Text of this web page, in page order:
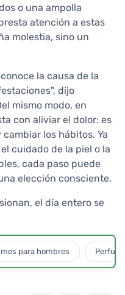
o una ampolla
atención a estas
molestia, sino un
la causa de la
dijo
mismo modo, en
con aliviar el dolor: es
los hábitos. Ya
cuidado de la piel o la
cada paso puede
elección consciente.
el día entero se
para hombres